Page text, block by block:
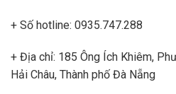
+ Số hotline: 0935.747.288
+ Địa chỉ: 185 Ông Ích Khiêm,
Hải Châu, Thành phố Đà Nẵng